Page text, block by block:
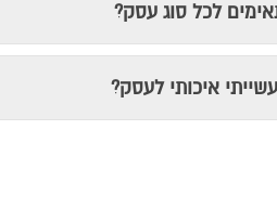
לכל סוג עסק?
איכותי לעסק?